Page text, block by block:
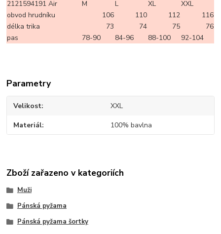
2121594191 Air
M L XL
XXL
obvod hrudníku
106 110 112
116
délka trika
73 74 75
76
pas
78-90 84-96 88-100 92-104
Parametry
Velikost XXL
Materiál 100% bavlna
Zboží zařazeno v kategoriích
Muži
Pánská pyžama
Pánská pyžama šortky